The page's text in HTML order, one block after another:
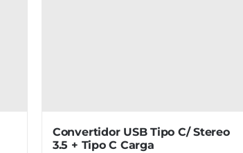
Convertidor USB Tipo C/ Stereo
3.5 + Tipo C Carga